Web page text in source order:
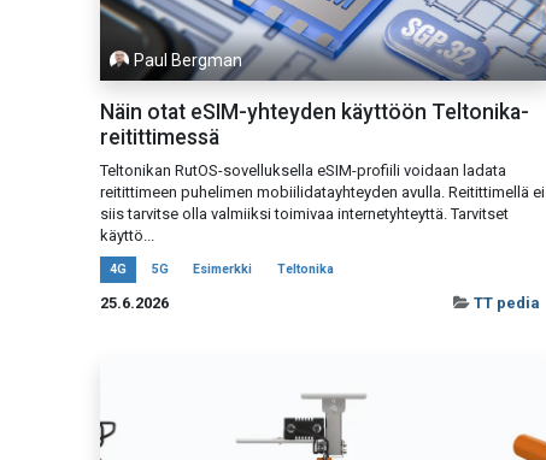
Paul Bergman
Näin otat eSIM-yhteyden käyttöön Teltonika-
reitittimessä
Teltonikan RutOS-sovelluksella eSIM-profiili voidaan ladata
reitittimeen puhelimen mobiilidatayhteyden avulla. Reitittimellä ei
siis tarvitse olla valmiiksi toimivaa internetyhteyttä. Tarvitset
käyttö...
4G 5G Esimerkki Teltonika
25.6.2026 TT pedia